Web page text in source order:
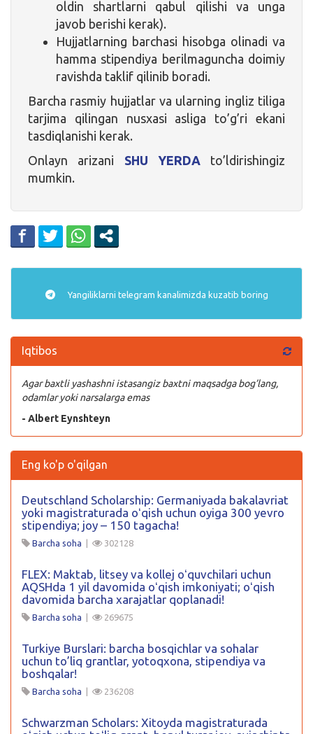
oldin shartlarni qabul qilishi va unga
javob berishi kerak).
Hujjatlarning barchasi hisobga olinadi va
hamma stipendiya berilmaguncha doimiy
ravishda taklif qilinib boradi.
Barcha rasmiy hujjatlar va ularning ingliz tiliga
tarjima qilingan nusxasi asliga to’g’ri ekani
tasdiqlanishi kerak.
Onlayn arizani SHU YERDA to’ldirishingiz
mumkin.
Yangiliklarni telegram kanalimizda kuzatib boring
Iqtibos
Agar baxtli yashashni istasangiz baxtni maqsadga bog’lang,
odamlar yoki narsalarga emas
- Albert Eynshteyn
Eng ko'p o'qilgan
Deutschland Scholarship: Germaniyada bakalavriat
yoki magistraturada oʻqish uchun oyiga 300 yevro
stipendiya; joy – 150 tagacha!
Barcha soha | 302128
FLEX: Maktab, litsey va kollej oʻquvchilari uchun
AQSHda 1 yil davomida oʻqish imkoniyati; oʻqish
davomida barcha xarajatlar qoplanadi!
Barcha soha | 269675
Turkiye Burslari: barcha bosqichlar va sohalar
uchun to’liq grantlar, yotoqxona, stipendiya va
boshqalar!
Barcha soha | 236208
Schwarzman Scholars: Xitoyda magistraturada